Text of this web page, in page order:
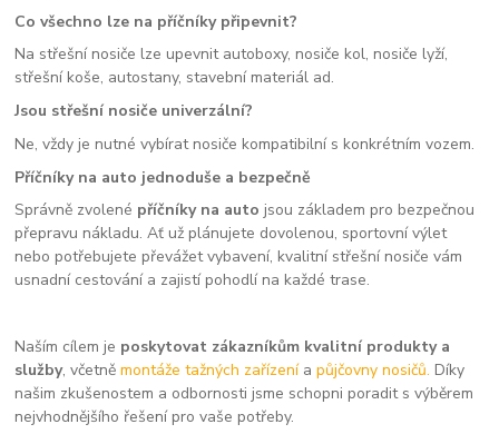
Co všechno lze na příčníky připevnit?
Na střešní nosiče lze upevnit autoboxy, nosiče kol, nosiče lyží,
střešní koše, autostany, stavební materiál ad.
Jsou střešní nosiče univerzální?
Ne, vždy je nutné vybírat nosiče kompatibilní s konkrétním vozem.
Příčníky na auto jednoduše a bezpečně
Správně zvolené příčníky na auto jsou základem pro bezpečnou
přepravu nákladu. Ať už plánujete dovolenou, sportovní výlet
nebo potřebujete převážet vybavení, kvalitní střešní nosiče vám
usnadní cestování a zajistí pohodlí na každé trase.
Naším cílem je poskytovat zákazníkům kvalitní produkty a
služby, včetněmontáže tažných zařízení apůjčovny nosičů. Díky
našim zkušenostem a odbornosti jsme schopni poradit s výběrem
nejvhodnějšího řešení pro vaše potřeby.